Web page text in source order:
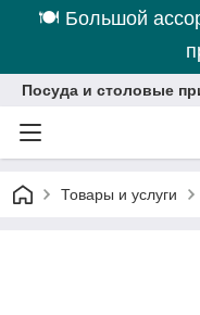
🍽 Большой
Посуда и столовые
Товары и услуги